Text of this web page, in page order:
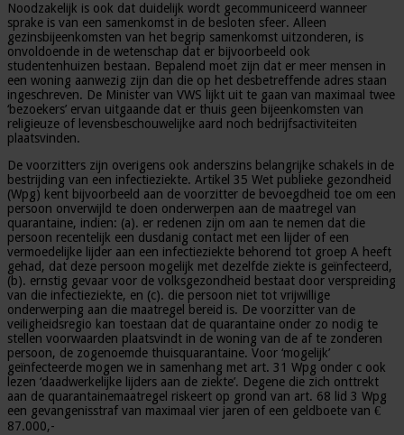
Noodzakelijk is ook dat duidelijk wordt gecommuniceerd wanneer
sprake is van een samenkomst in de besloten sfeer. Alleen
gezinsbijeenkomsten van het begrip samenkomst uitzonderen, is
onvoldoende in de wetenschap dat er bijvoorbeeld ook
studentenhuizen bestaan. Bepalend moet zijn dat er meer mensen in
een woning aanwezig zijn dan die op het desbetreffende adres staan
ingeschreven. De Minister van VWS lijkt uit te gaan van maximaal twee
‘bezoekers’ ervan uitgaande dat er thuis geen bijeenkomsten van
religieuze of levensbeschouwelijke aard noch bedrijfsactiviteiten
plaatsvinden.
De voorzitters zijn overigens ook anderszins belangrijke schakels in de
bestrijding van een infectieziekte. Artikel 35 Wet publieke gezondheid
(Wpg) kent bijvoorbeeld aan de voorzitter de bevoegdheid toe om een
persoon onverwijld te doen onderwerpen aan de maatregel van
quarantaine, indien: (a). er redenen zijn om aan te nemen dat die
persoon recentelijk een dusdanig contact met een lijder of een
vermoedelijke lijder aan een infectieziekte behorend tot groep A heeft
gehad, dat deze persoon mogelijk met dezelfde ziekte is geïnfecteerd,
(b). ernstig gevaar voor de volksgezondheid bestaat door verspreiding
van die infectieziekte, en (c). die persoon niet tot vrijwillige
onderwerping aan die maatregel bereid is. De voorzitter van de
veiligheidsregio kan toestaan dat de quarantaine onder zo nodig te
stellen voorwaarden plaatsvindt in de woning van de af te zonderen
persoon, de zogenoemde thuisquarantaine. Voor ‘mogelijk’
geïnfecteerde mogen we in samenhang met art. 31 Wpg onder c ook
lezen ‘daadwerkelijke lijders aan de ziekte’. Degene die zich onttrekt
aan de quarantainemaatregel riskeert op grond van art. 68 lid 3 Wpg
een gevangenisstraf van maximaal vier jaren of een geldboete van €
87.000,-